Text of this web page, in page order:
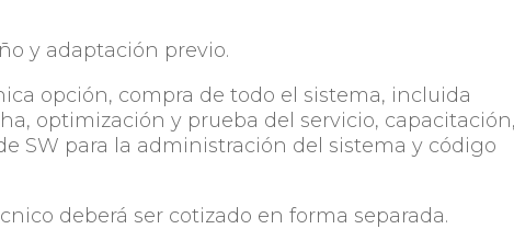
y adaptación previo.
opción, compra de todo el sistema, incluida
optimización y prueba del servicio,
SW para la administración del sistema y código
deberá ser cotizado en forma separada.